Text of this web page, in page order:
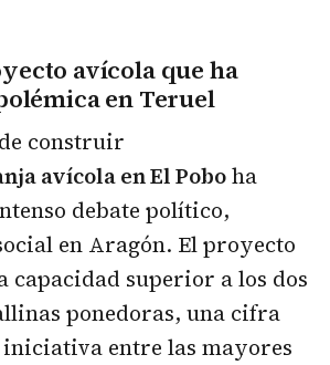
avícola que ha
en Teruel
construir
avícola en El Poboha
debate político,
en Aragón. El proyecto
capacidad superior a los dos
ponedoras, una cifra
iniciativa entre las mayores